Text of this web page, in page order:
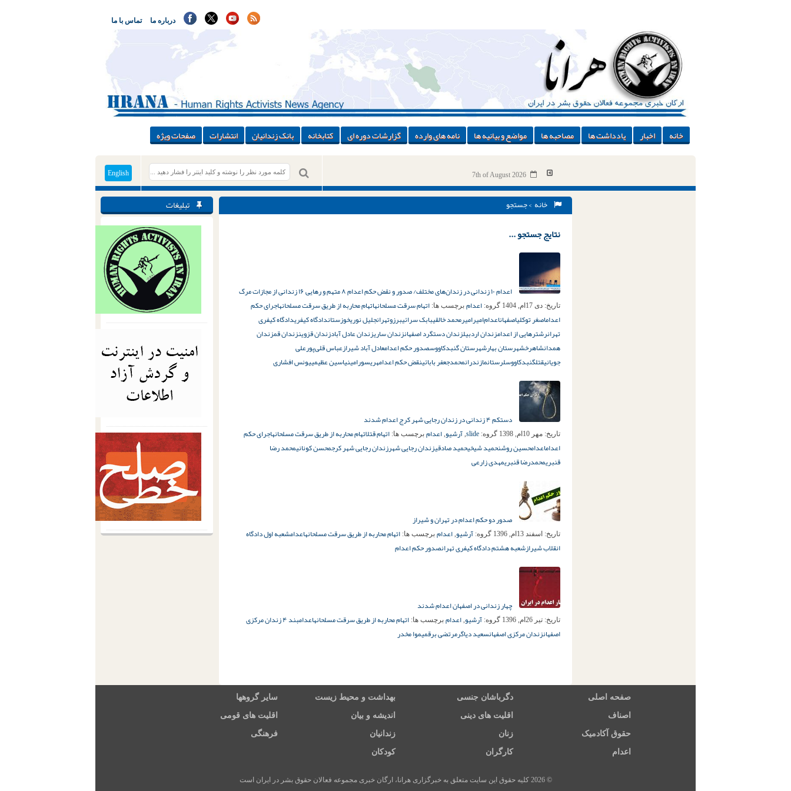
تماس با ما درباره ما
خانه اخبار یادداشت ها مصاحبه ها مواضع و بیانیه ها نامه های وارده گزارشات دوره ای کتابخانه بانک زندانیان انتشارات صفحات ویژه
English 7th of August 2026
تبلیغات خانه > جستجو
نتایج جستجو ...
اعدام ۱۰ زندانی در زندان‌های مختلف/ صدور و نقض حکم اعدام ۸ متهم و رهایی ۱۶ زندانی از مجازات مرگ
تاریخ: دی 17ام, 1404 گروه: اعدام برچسب ها: اتهام سرقت مسلحانهاتهام محاربه از طریق سرقت مسلحانهاجرای حکم
اعداماصغر توکلیاصفهاناعدام‌امیرامیرمحمد خالقیبابک سرائیبرزوتهرانجلیل نوریخوزستاندادگاه کیفریدادگاه کیفری
تهرانرشترهایی از اعدامزندان اردبیلزندان دستگرد اصفهانزندان ساریزندان عادل آبادزندان قزوینزندان قمزندان
همدانشاهرخشهرستان بهارشهرستان گنبدکاووسصدور حکم اعدامعادل آباد شیرازعباس قلی‌پورعلی
جویانیقتلگنبدکاووسلرستانمازندرانمحمدجعفر بابائینقض حکم اعدامهریسورامینیاسین عظیمییونس افشاری
دستکم ۴ زندانی در زندان رجایی شهر کرج اعدام شدند
تاریخ: مهر 10ام, 1398 گروه: slide
, آرشیو, اعدام برچسب ها: اتهام قتلاتهام محاربه از طریق سرقت مسلحانهاجرای حکم
اعداماعدامحسین روشنحمید شیخیحمید صادقیزندان رجایی شهرزندان رجایی شهر کرجمحسن کونانیمحمد رضا
قنبریمحمدرضا قنبریمهدی زارعی
صدور دو حکم اعدام در تهران و شیراز
تاریخ: اسفند 13ام, 1396 گروه: آرشیو, اعدام برچسب ها: اتهام محاربه از طریق سرقت مسلحانهاعدامشعبه اول دادگاه
انقلاب شیرازشعبه هشتم دادگاه کیفری تهرانصدور حکم اعدام
چهار زندانی در اصفهان اعدام شدند
تاریخ: تیر 26ام, 1396 گروه: آرشیو, اعدام برچسب ها: اتهام محاربه از طریق سرقت مسلحانهاعدام
بند ۴ زندان مرکزی
اصفهانزندان مرکزی اصفهانسعید دیاگرمرتضی برقمیموا مخدر
صفحه اصلی دگرباشان جنسی بهداشت و محیط زیست سایر گروهها
اصناف اقلیت های دینی اندیشه و بیان اقلیت های قومی
حقوق آکادمیک زنان زندانیان فرهنگی
اعدام کارگران کودکان
© 2026 کلیه حقوق این سایت متعلق به خبرگزاری هرانا، ارگان خبری مجموعه فعالان حقوق بشر در ایران است